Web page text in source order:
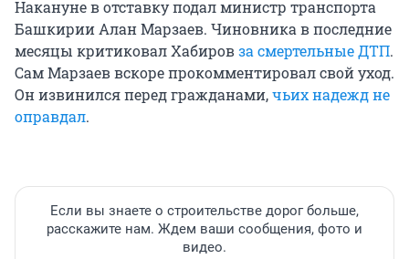
Накануне в отставку подал министр транспорта
Башкирии Алан Марзаев. Чиновника в последние
месяцы критиковал Хабировза смертельные ДТП.
Сам Марзаев вскоре прокомментировал свой уход.
Он извинился перед гражданами,чьих надежд не
оправдал.
Если вы знаете о строительстве дорог больше,
расскажите нам. Ждем ваши сообщения, фото и
видео.